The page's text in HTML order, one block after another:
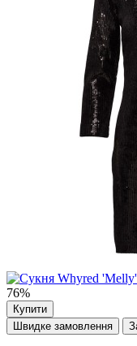
76%
Купити
Швидке замовлення